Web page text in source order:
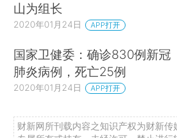
山为组长
2020年01月24日 APP打开
国家卫健委：确诊830例新冠
肺炎病例，死亡25例
2020年01月24日 APP打开
财新网所刊载内容之知识产权为财新传